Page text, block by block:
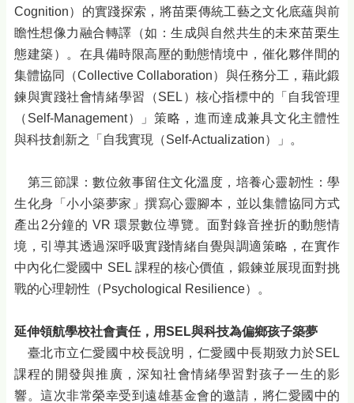
Cognition）的實踐探索，將苗栗傳統工藝之文化底蘊與前
瞻性想像力融合轉譯（如：生成與自然共生的未來苗栗生
態建築）。在具備時限高壓的動態情境中，催化夥伴間的
集體協同（Collective Collaboration）與任務分工，藉此鍛
鍊與實踐社會情緒學習（SEL）核心指標中的「自我管理
（Self-Management）」策略，進而達成兼具文化主體性
與科技創新之「自我實現（Self-Actualization）」。
第三節課：數位敘事留住文化溫度，培養心靈韌性：學
生化身「小小築夢家」撰寫心靈腳本，並以集體協同方式
產出2分鐘的 VR 環景數位導覽。面對錄音挫折的動態情
境，引導其透過深呼吸實踐情緒自覺與調適策略，在實作
中內化仁愛國中 SEL 課程的核心價值，鍛鍊並展現面對挑
戰的心理韌性（Psychological Resilience）。
延伸領航學校社會責任，用SEL與科技為偏鄉孩子築夢
臺北市立仁愛國中校長說明，仁愛國中長期致力於SEL
課程的開發與推廣，深知社會情緒學習對孩子一生的影
響。這次非常榮幸受到遠雄基金會的邀請，將仁愛國中的